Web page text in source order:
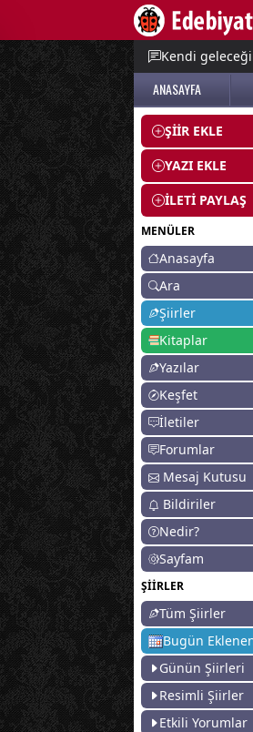
Kendi
ANASAYFA
ŞİİR EKLE
YAZI EKLE
İLETİ PAYLAŞ
MENÜLER
Anasayfa
Ara
Şiirler
Kitaplar
Yazılar
Keşfet
İletiler
Forumlar
Mesaj Kutusu
Bildiriler
Nedir?
Sayfam
ŞİİRLER
Tüm Şiirler
Bugün
Günün Şiirleri
Resimli Şiirler
Etkili Yorumlar
menu